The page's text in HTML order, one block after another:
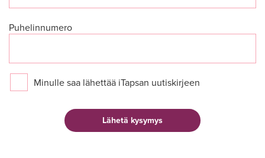
Puhelinnumero
Minulle saa lähettää iTapsan uutiskirjeen